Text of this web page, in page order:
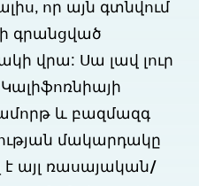
որ այն գտնվում
գրանցված
վրա: Սա լավ լուր
Կալիֆոռնիայի
և բազմազգ
մակարդակը
է այլ ռասայական/